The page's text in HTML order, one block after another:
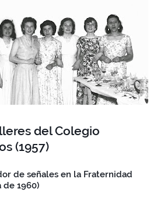
del Colegio
(1957)
de señales en la Fraternidad
de 1960)